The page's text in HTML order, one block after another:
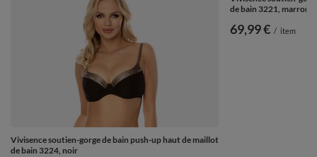
Vivisence soutien-gorge de bain push-up haut de maillot
de bain 3224, noir
de bain 3221, marron
69,99 € / item